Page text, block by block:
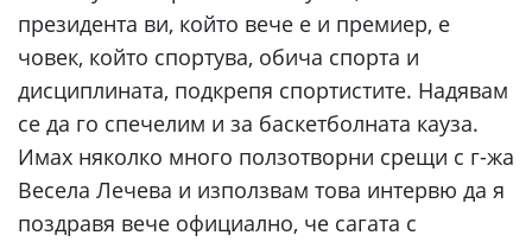
президента ви, който вече е и премиер, е
човек, който спортува, обича спорта и
дисциплината, подкрепя спортистите. Надявам
се да го спечелим и за баскетболната кауза.
Имах няколко много ползотворни срещи с г-жа
Весела Лечева и използвам това интервю да я
поздравя вече официално, че сагата с